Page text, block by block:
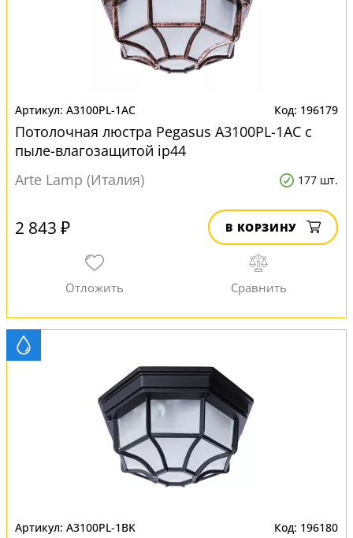
A3100PL-1AC 196179
Потолочная люстра Pegasus A3100PL-1AC с
пыле-влагозащитой ip44
Arte Lamp (Италия)
177 шт.
2 843 ₽ В КОРЗИНУ
A3100PL-1BK 196180